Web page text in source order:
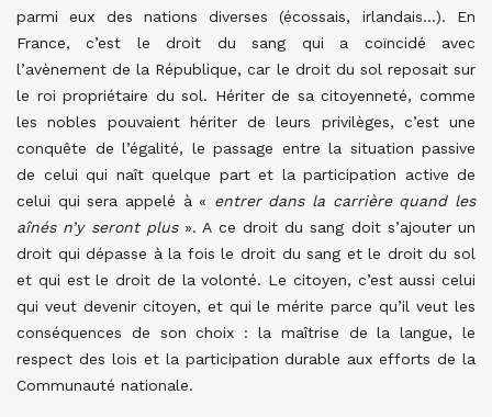
parmi eux des nations diverses (écossais, irlandais…). En
France, c’est le droit du sang qui a coïncidé avec
l’avènement de la République, car le droit du sol reposait sur
le roi propriétaire du sol. Hériter de sa citoyenneté, comme
les nobles pouvaient hériter de leurs privilèges, c’est une
conquête de l’égalité, le passage entre la situation passive
de celui qui naît quelque part et la participation active de
celui qui sera appelé à « entrer dans la carrière quand les
aînés n’y seront plus». A ce droit du sang doit s’ajouter un
droit qui dépasse à la fois le droit du sang et le droit du sol
et qui est le droit de la volonté. Le citoyen, c’est aussi celui
qui veut devenir citoyen, et qui le mérite parce qu’il veut les
conséquences de son choix : la maîtrise de la langue, le
respect des lois et la participation durable aux efforts de la
Communauté nationale.